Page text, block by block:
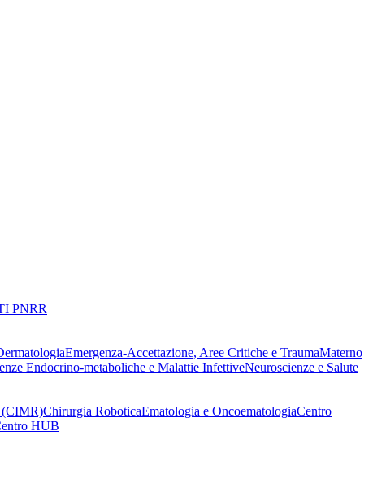
PNRR
Emergenza-Accettazione, Aree Critiche e TraumaMaterno
Endocrino-metaboliche e Malattie InfettiveNeuroscienze e Salute
(CIMR)Chirurgia RoboticaEmatologia e OncoematologiaCentro
HUB